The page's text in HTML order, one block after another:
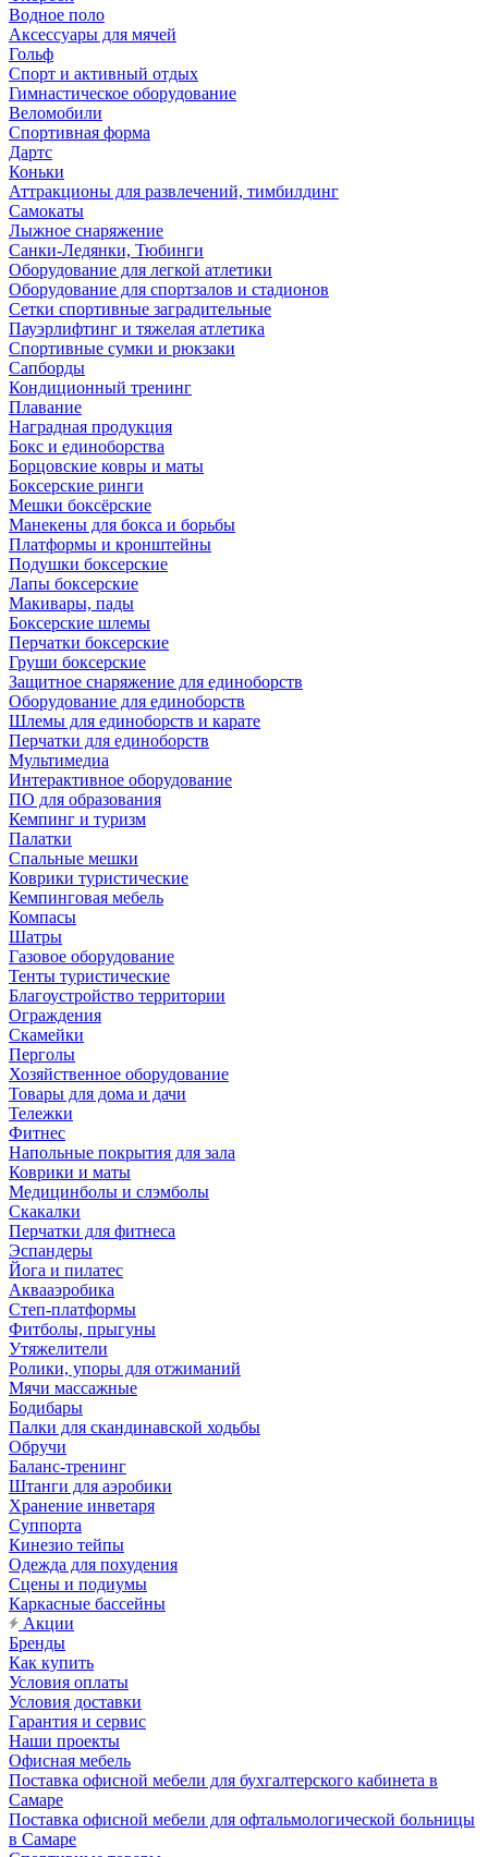
Водное поло
Аксессуары для мячей
Гольф
Спорт и активный отдых
Гимнастическое оборудование
Веломобили
Спортивная форма
Дартс
Коньки
Аттракционы для развлечений, тимбилдинг
Самокаты
Лыжное снаряжение
Санки-Ледянки, Тюбинги
Оборудование для легкой атлетики
Оборудование для спортзалов и стадионов
Сетки спортивные заградительные
Пауэрлифтинг и тяжелая атлетика
Спортивные сумки и рюкзаки
Сапборды
Кондиционный тренинг
Плавание
Наградная продукция
Бокс и единоборства
Борцовские ковры и маты
Боксерские ринги
Мешки боксёрские
Манекены для бокса и борьбы
Платформы и кронштейны
Подушки боксерские
Лапы боксерские
Макивары, пады
Боксерские шлемы
Перчатки боксерские
Груши боксерские
Защитное снаряжение для единоборств
Оборудование для единоборств
Шлемы для единоборств и карате
Перчатки для единоборств
Мультимедиа
Интерактивное оборудование
ПО для образования
Кемпинг и туризм
Палатки
Спальные мешки
Коврики туристические
Кемпинговая мебель
Компасы
Шатры
Газовое оборудование
Тенты туристические
Благоустройство территории
Ограждения
Скамейки
Перголы
Хозяйственное оборудование
Товары для дома и дачи
Тележки
Фитнес
Напольные покрытия для зала
Коврики и маты
Медицинболы и слэмболы
Скакалки
Перчатки для фитнеса
Эспандеры
Йога и пилатес
Аквааэробика
Степ-платформы
Фитболы, прыгуны
Утяжелители
Ролики, упоры для отжиманий
Мячи массажные
Бодибары
Палки для скандинавской ходьбы
Обручи
Баланс-тренинг
Штанги для аэробики
Хранение инветаря
Суппорта
Кинезио тейпы
Одежда для похудения
Сцены и подиумы
Каркасные бассейны
Акции
Бренды
Как купить
Условия оплаты
Условия доставки
Гарантия и сервис
Наши проекты
Офисная мебель
Поставка офисной мебели для бухгалтерского кабинета в
Самаре
Поставка офисной мебели для офтальмологической больницы
в Самаре